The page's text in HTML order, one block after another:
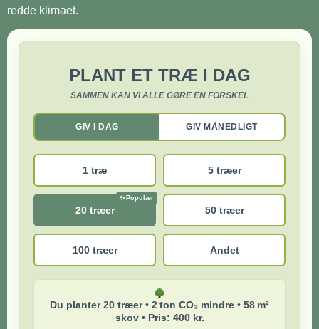
redde klimaet.
PLANT ET TRÆ I DAG
SAMMEN KAN VI ALLE GØRE EN FORSKEL
GIV I DAG GIV MÅNEDLIGT
1 træ 5 træer
20 træer 50 træer
100 træer Andet
Du planter 20 træer • 2 ton CO₂ mindre • 58 m²
skov • Pris: 400 kr.